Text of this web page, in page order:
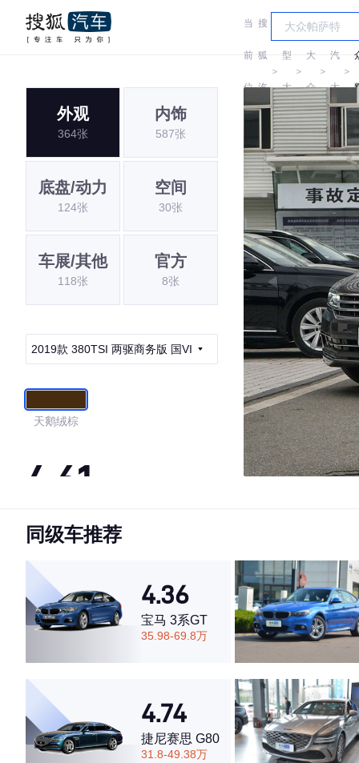
当
前
位
置:
搜
狐
汽
＞
车
型
大
全
＞
大
众
＞
上
汽
大
＞
外观
364张
内饰
587张
底盘/动力
124张
空间
30张
车展/其他
118张
官方
8张
2019款 380TSI 两驱商务版 国VI
天鹅绒棕
4.61
·外观表现一般，低于86%同级车
·空间表现较为优秀，优于55%同级车
同级车推荐
4.36
宝马 3系GT
35.98-69.8万
4.74
捷尼赛思 G80
31.8-49.38万